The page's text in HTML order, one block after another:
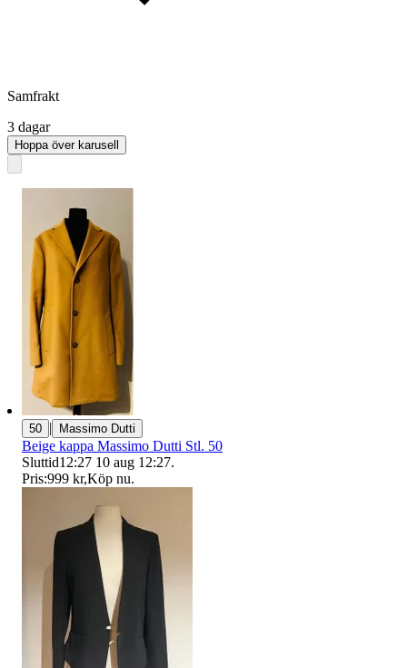
Samfrakt
3 dagar
Hoppa över karusell
50 | Massimo Dutti
Beige kappa Massimo Dutti Stl. 50
Sluttid12:27 10 aug 12:27.
Pris:999 kr,Köp nu.